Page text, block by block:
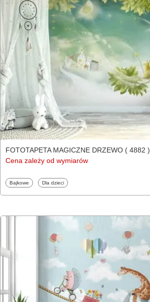
FOTOTAPETA MAGICZNE DRZEWO ( 4882 )
Cena zależy od wymiarów
Fototapety
Bajkowe Fototapety
Dla dzieci